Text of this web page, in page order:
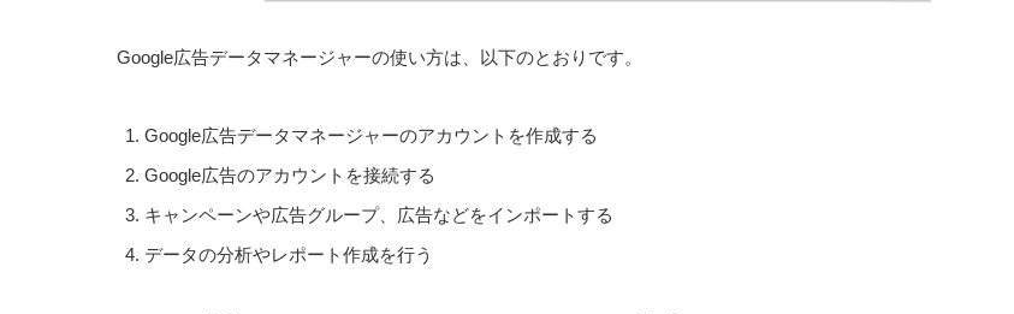
Google広告データマネージャーの使い方は、以下のとおりです。
Google広告データマネージャーのアカウントを作成する
Google広告のアカウントを接続する
キャンペーンや広告グループ、広告などをインポートする
データの分析やレポート作成を行う